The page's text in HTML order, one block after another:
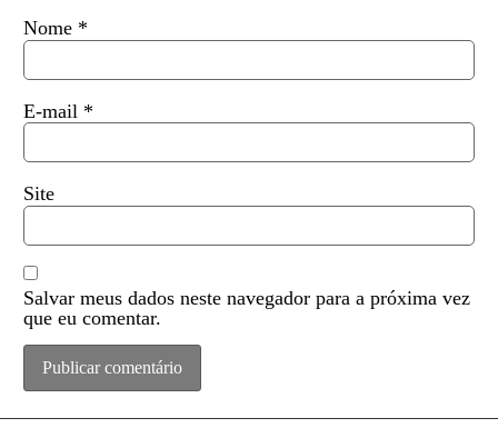
Nome *
E-mail *
Site
Salvar meus dados neste navegador para a próxima vez
que eu comentar.